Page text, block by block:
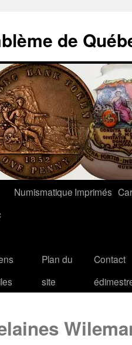
de
Numismatique Imprimés
Plan du
site
Contact